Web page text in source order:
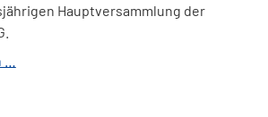
Hauptversammlung der